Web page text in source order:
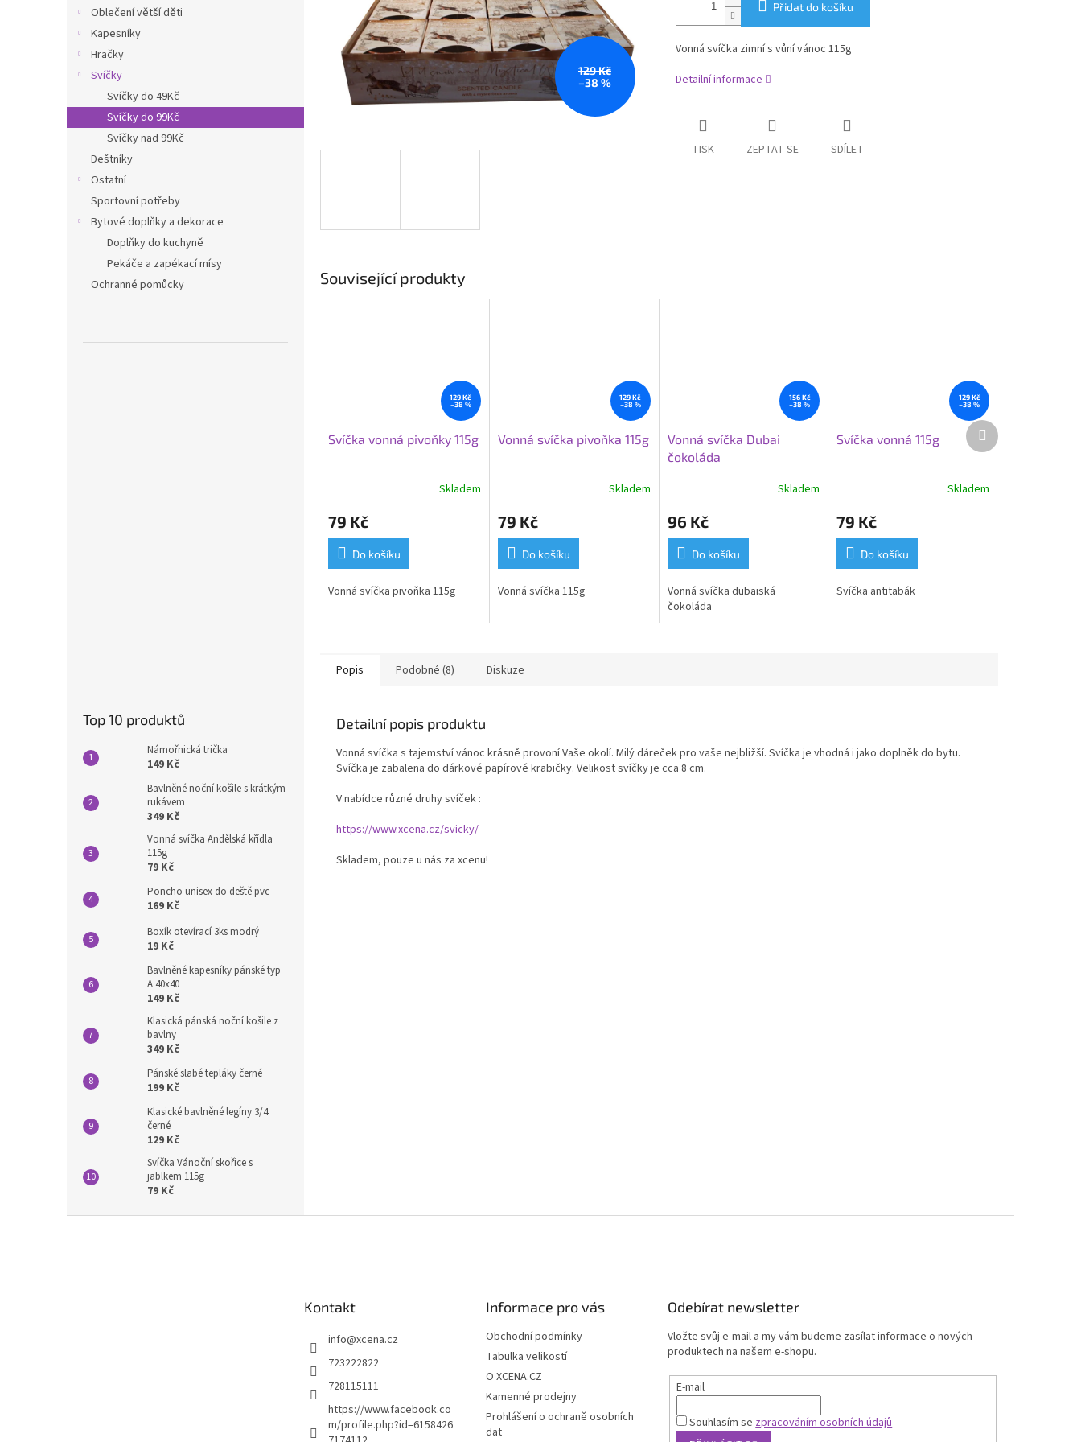
Oblečení větší děti
Kapesníky
Hračky
Svíčky
Svíčky do 49Kč
Svíčky do 99Kč
Svíčky nad 99Kč
Deštníky
Ostatní
Sportovní potřeby
Bytové doplňky a dekorace
Doplňky do kuchyně
Pekáče a zapékací mísy
Ochranné pomůcky
Top 10 produktů
Námořnická trička
149 Kč
Bavlněné noční košile s krátkým
rukávem
349 Kč
Vonná svíčka Andělská křídla
115g
79 Kč
Poncho unisex do deště pvc
169 Kč
Boxík otevírací 3ks modrý
19 Kč
Bavlněné kapesníky pánské typ
A 40x40
149 Kč
Klasická pánská noční košile z
bavlny
349 Kč
Pánské slabé tepláky černé
199 Kč
Klasické bavlněné legíny 3/4
černé
129 Kč
Svíčka Vánoční skořice s
jablkem 115g
79 Kč
129 Kč
–38 %
Přidat do košíku
Vonná svíčka zimní s vůní vánoc 115g
Detailní informace
TISK ZEPTAT SE SDÍLET
Související produkty
129 Kč
–38 %
Svíčka vonná pivoňky 115g
Skladem
79 Kč
Do košíku
Vonná svíčka pivoňka 115g
129 Kč
–38 %
Vonná svíčka pivoňka 115g
Skladem
79 Kč
Do košíku
Vonná svíčka 115g
156 Kč
–38 %
Vonná svíčka Dubai
čokoláda
Skladem
96 Kč
Do košíku
Vonná svíčka dubaiská
čokoláda
129 Kč
–38 %
Svíčka vonná 115g
Skladem
79 Kč
Do košíku
Svíčka antitabák
Další
produkt
Popis Podobné (8) Diskuze
Detailní popis produktu
Vonná svíčka s tajemství vánoc krásně provoní Vaše okolí. Milý dáreček pro vaše nejbližší. Svíčka je vhodná i jako doplněk do bytu.
Svíčka je zabalena do dárkové papírové krabičky. Velikost svíčky je cca 8 cm.
V nabídce různé druhy svíček :
https://www.xcena.cz/svicky/
Skladem, pouze u nás za xcenu!
Kontakt
info@xcena.cz
723222822
728115111
https://www.facebook.co
m/profile.php?id=6158426
Informace pro vás
Obchodní podmínky
Tabulka velikostí
O XCENA.CZ
Kamenné prodejny
Prohlášení o ochraně osobních
dat
Odebírat newsletter
Vložte svůj e-mail a my vám budeme zasílat informace o nových
produktech na našem e-shopu.
E-mail
Souhlasím se zpracováním osobních údajů